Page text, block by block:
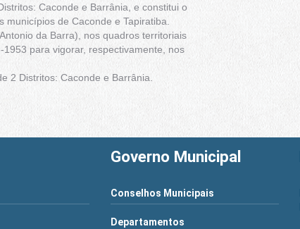
Caconde e Barrânia, e constitui o
de Caconde e Tapiratiba.
da Barra), nos quadros territoriais
para vigorar, respectivamente, nos
2 Distritos: Caconde e Barrânia.
Governo Municipal
Conselhos Municipais
Departamentos